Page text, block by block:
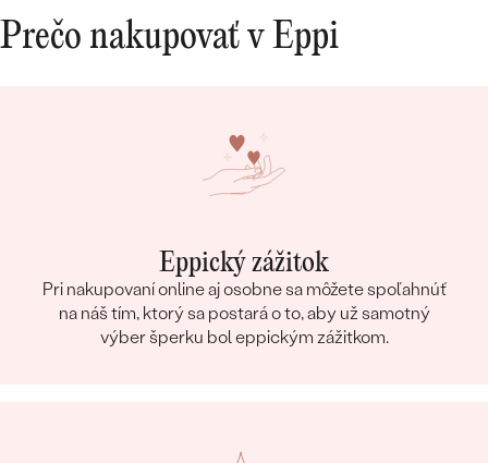
dokonalá, ako som si predstavovala. Za nás
10/10.
Prečo nakupovať v Eppi
Eppický zážitok
Pri nakupovaní online aj osobne sa môžete spoľahnúť
na náš tím, ktorý sa postará o to, aby už samotný
výber šperku bol eppickým zážitkom.